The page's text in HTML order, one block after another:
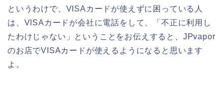
というわけで、VISAカードが使えずに困っている人
は、VISAカードが会社に電話をして、「不正に利用し
たわけじゃない」ということをお伝えすると、JPvapor
のお店でVISAカードが使えるようになると思います
よ。